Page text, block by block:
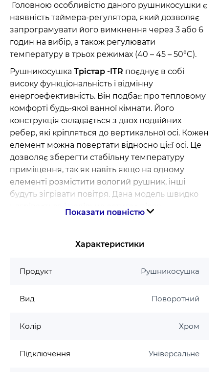
Головною особливістю даного рушникосушки є
наявність таймера-регулятора, який дозволяє
запрограмувати його вимкнення через 3 або 6
годин на вибір, а також регулювати
температуру в трьох режимах (40 – 45 – 50°C).
Рушникосушка Трістар -ITR поєднує в собі
високу функціональність і відмінну
енергоефективність. Він подбає про тепловому
комфорті будь-якої ванної кімнати. Його
конструкція складається з двох подвійних
ребер, які кріпляться до вертикальної осі. Кожен
елемент можна повертати відносно цієї осі. Це
дозволяє зберегти стабільну температуру
приміщення, так як навіть якщо на одному
елементі розмістити вологий рушник, інші
будуть зігрівати повітря. Дана модель швидко
нагрівається і повільно остигає після
електроенергію.
AISI 304, яка стійка до корозії і механічних
· Висота - 62 см
· Кількість ребер - 2 шт.
Показати повністю
Характеристики
Продукт Рушникосушка
Вид Поворотний
Колір Хром
Підключення Універсальне